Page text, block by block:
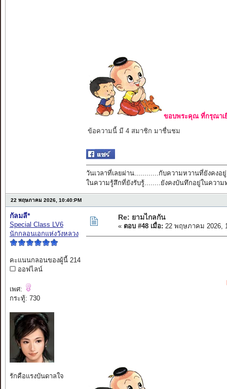
ขอบพระคุณ ที่กรุณาเ
ข้อความนี้ มี 4 สมาชิก มาชื่นชม
วันเวลาที่เลยผ่าน............กับความหวานที่ยังคงอยู่
ในความรู้สึกที่ยังรับรู้........ยังคงบันทึกอยู่ในความ
22 พฤษภาคม 2026, 10:40:PM
กัลมลี*
Special Class LV6
นักกลอนเอกแห่งวังหลวง
คะแนนกลอนของผู้นี้ 214
ออฟไลน์
เพศ:
กระทู้: 730
รักคือแรงบันดาลใจ
Re: ยามไกลกัน
« ตอบ #48 เมื่อ: 22 พฤษภาคม 2026,